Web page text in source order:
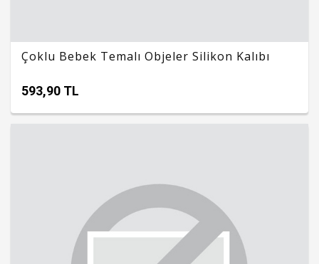
Çoklu Bebek Temalı Objeler Silikon Kalıbı
593,90 TL